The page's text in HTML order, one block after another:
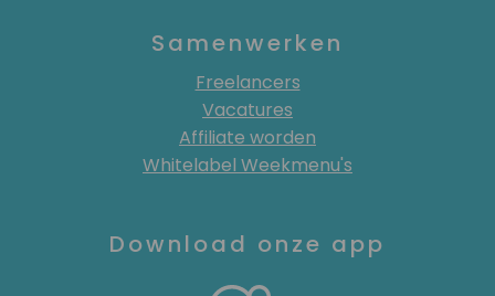
Samenwerken
Freelancers
Vacatures
Affiliate worden
Whitelabel Weekmenu's
Download onze app